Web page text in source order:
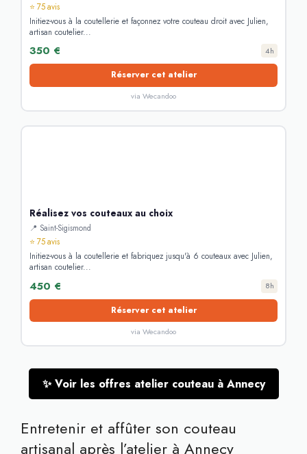
⭐ 75 avis
Initiez-vous à la coutellerie et façonnez votre couteau droit avec Julien,
artisan coutelier...
350 € 4h
Réserver cet atelier
via Wecandoo
Réalisez vos couteaux au choix
📍 Saint-Sigismond
⭐ 75 avis
Initiez-vous à la coutellerie et fabriquez jusqu'à 6 couteaux avec Julien,
artisan coutelier...
450 € 8h
Réserver cet atelier
via Wecandoo
✨ Voir les offres atelier couteau à Annecy
Entretenir et affûter son couteau
artisanal après l’atelier à Annecy